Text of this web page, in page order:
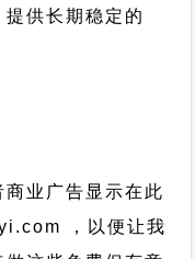
供长期稳定的
业广告显示在此
，以便让我